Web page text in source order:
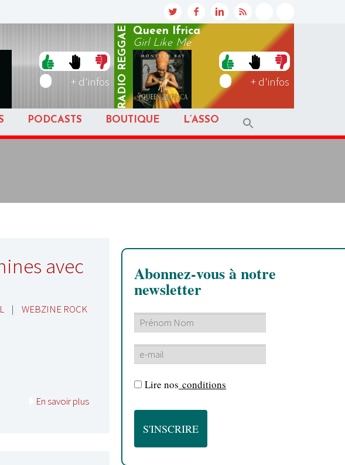
+ d'infos RADIO
REGGAE
Queen Ifrica
Girl Like Me
+ d'infos
PODCASTS BOUTIQUE L’ASSO
avec
| WEBZINE ROCK
En savoir plus
Abonnez-vous à notre
newsletter
Lire nos conditions